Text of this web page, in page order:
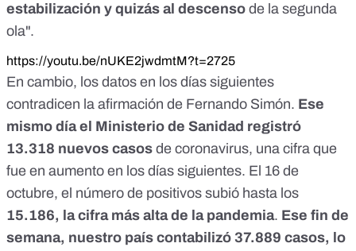
estabilización y quizás al descenso de la segunda
ola".
https://youtu.be/nUKE2jwdmtM?t=2725
En cambio, los datos en los días siguientes
contradicen la afirmación de Fernando Simón. Ese
mismo día el Ministerio de Sanidad registró
13.318 nuevos casos de coronavirus, una cifra que
fue en aumento en los días siguientes. El 16 de
octubre, el número de positivos subió hasta los
15.186, la cifra más alta de la pandemia. Ese fin de
semana, nuestro país contabilizó 37.889 casos, lo